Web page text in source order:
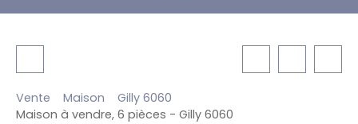
Vente Maison
Gilly 6060
Maison à vendre, 6 pièces - Gilly 6060